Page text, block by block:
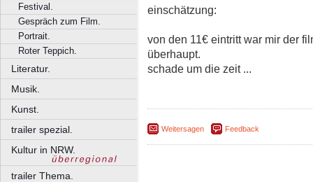
Festival.
Gespräch zum Film.
Portrait.
Roter Teppich.
Literatur.
Musik.
Kunst.
trailer spezial.
Kultur in NRW.
trailer Thema.
einschätzung:
von den 11€ eintritt war mir der
überhaupt.
schade um die zeit ...
Weitersagen Feedback